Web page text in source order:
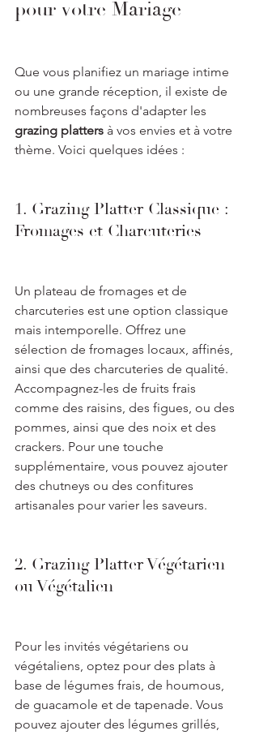
pour votre Mariage
Que vous planifiez un mariage intime
ou une grande réception, il existe de
nombreuses façons d'adapter les
grazing platters à vos envies et à votre
thème. Voici quelques idées :
1. Grazing Platter Classique :
Fromages et Charcuteries
Un plateau de fromages et de
charcuteries est une option classique
mais intemporelle. Offrez une
sélection de fromages locaux, affinés,
ainsi que des charcuteries de qualité.
Accompagnez-les de fruits frais
comme des raisins, des figues, ou des
pommes, ainsi que des noix et des
crackers. Pour une touche
supplémentaire, vous pouvez ajouter
des chutneys ou des confitures
artisanales pour varier les saveurs.
2. Grazing Platter Végétarien
ou Végétalien
Pour les invités végétariens ou
végétaliens, optez pour des plats à
base de légumes frais, de houmous,
de guacamole et de tapenade. Vous
pouvez ajouter des légumes grillés,